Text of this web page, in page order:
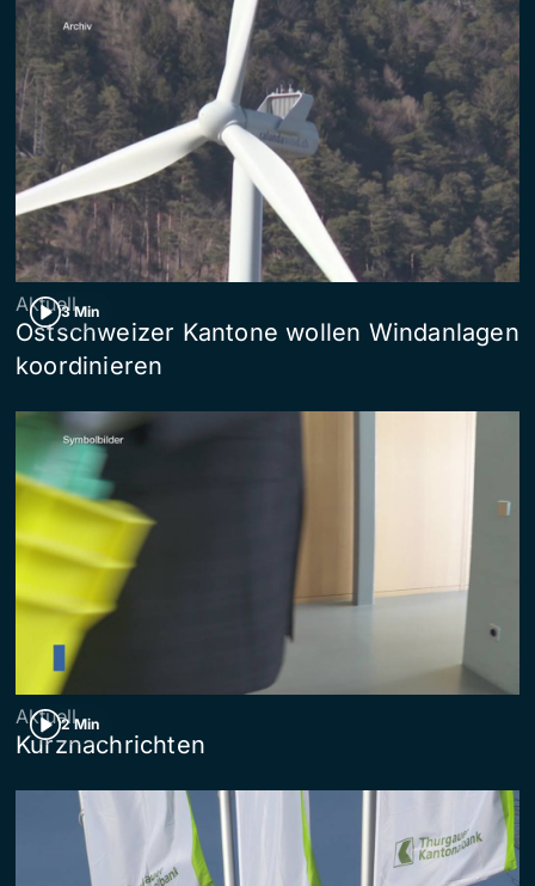
3 Min
Aktuell
Ostschweizer Kantone wollen Windanlagen
koordinieren
2 Min
Aktuell
Kurznachrichten